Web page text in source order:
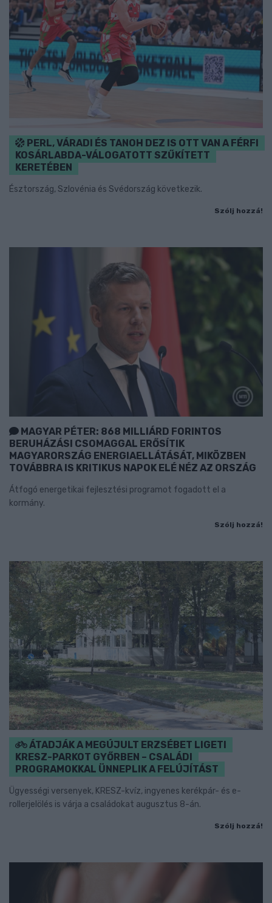
PERL, VÁRADI ÉS TANOH DEZ IS OTT VAN A FÉRFI
KOSÁRLABDA-VÁLOGATOTT SZŰKÍTETT
KERETÉBEN
Észtország, Szlovénia és Svédország következik.
Szólj hozzá!
MAGYAR PÉTER: 868 MILLIÁRD FORINTOS
BERUHÁZÁSI CSOMAGGAL ERŐSÍTIK
MAGYARORSZÁG ENERGIAELLÁTÁSÁT, MIKÖZBEN
TOVÁBBRA IS KRITIKUS NAPOK ELÉ NÉZ AZ ORSZÁG
Átfogó energetikai fejlesztési programot fogadott el a
kormány.
Szólj hozzá!
ÁTADJÁK A MEGÚJULT ERZSÉBET LIGETI
KRESZ-PARKOT GYŐRBEN – CSALÁDI
PROGRAMOKKAL ÜNNEPLIK A FELÚJÍTÁST
Ügyességi versenyek, KRESZ-kvíz, ingyenes kerékpár- és e-
rollerjelölés is várja a családokat augusztus 8-án.
Szólj hozzá!